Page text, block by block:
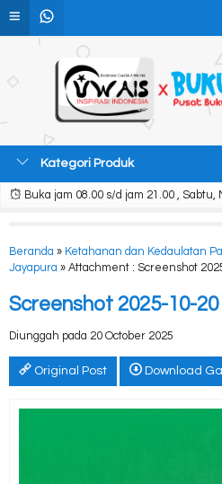
Kategori Produk
Buka jam 08.00 s/d jam 21.00 , Sabtu,
Beranda » Ketahanan dan Kedaulatan
Jayapura » Attachment : Screenshot
Screenshot 2025-10-20
Diunggah pada 20 October 2025
Original Post Download